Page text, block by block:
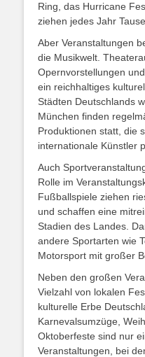
Ring, das Hurricane
ziehen jedes Jahr
Aber Veranstaltungen
die Musikwelt.
Opernvorstellungen
ein reichhaltiges
Städten Deutschlands
München finden
Produktionen statt, die
internationale Künstler
Auch
Rolle im
Fußballspiele ziehen
und schaffen eine
Stadien des Landes.
andere Sportarten wie
Motorsport mit großer
Neben den großen
Vielzahl von lokalen
kulturelle Erbe
Karnevalsumzüge,
Oktoberfeste sind nur
Veranstaltungen, bei